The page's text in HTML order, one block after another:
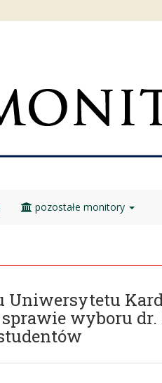
pozostałe monitory
Uniwersytetu
wyboru